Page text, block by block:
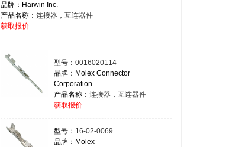
品牌：Harwin Inc.
产品名称： 连接器，互连器件
获取报价
型号： 0016020114
品牌：Molex Connector
Corporation
产品名称： 连接器，互连器件
获取报价
型号： 16-02-0069
品牌：Molex